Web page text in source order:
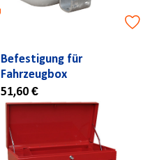
Befestigung für
Fahrzeugbox
51,60 €